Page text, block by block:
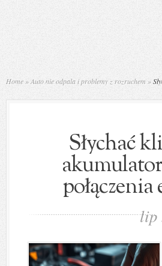
Home »Auto nie odpala i problemy z rozruchem »
Słychać
lip